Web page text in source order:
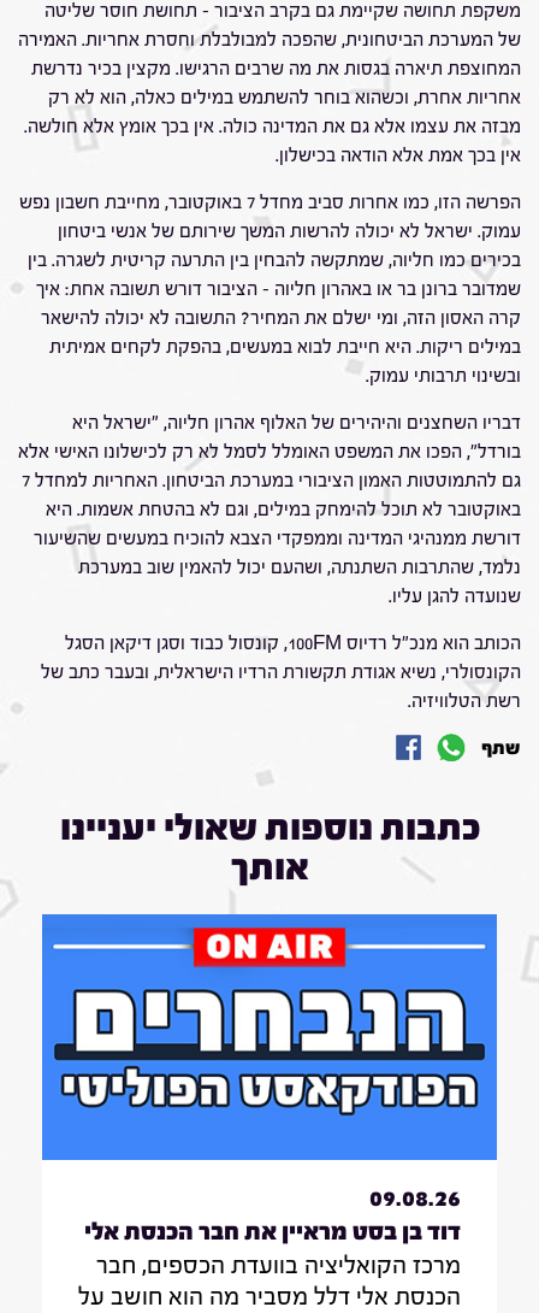
משקפת תחושה שקיימת גם בקרב הציבור – תחושת חוסר שליטה
של המערכת הביטחונית, שהפכה למבולבלת וחסרת אחריות. האמירה
המחוצפת תיארה בגסות את מה שרבים הרגישו. מקצין בכיר נדרשת
אחריות אחרת, וכשהוא בוחר להשתמש במילים כאלה, הוא לא רק
מבזה את עצמו אלא גם את המדינה כולה. אין בכך אומץ אלא חולשה.
אין בכך אמת אלא הודאה בכישלון.
הפרשה הזו, כמו אחרות סביב מחדל 7 באוקטובר, מחייבת חשבון נפש
עמוק. ישראל לא יכולה להרשות המשך שירותם של אנשי ביטחון
בכירים כמו חליוה, שמתקשה להבחין בין התרעה קריטית לשגרה. בין
שמדובר ברונן בר או באהרון חליוה – הציבור דורש תשובה אחת: איך
קרה האסון הזה, ומי ישלם את המחיר? התשובה לא יכולה להישאר
במילים ריקות. היא חייבת לבוא במעשים, בהפקת לקחים אמיתית
ובשינוי תרבותי עמוק.
דבריו השחצנים והיהירים של האלוף אהרון חליוה, "ישראל היא
בורדל", הפכו את המשפט האומלל לסמל לא רק לכישלונו האישי אלא
גם להתמוטטות האמון הציבורי במערכת הביטחון. האחריות למחדל 7
באוקטובר לא תוכל להימחק במילים, וגם לא בהטחת אשמות. היא
דורשת ממנהיגי המדינה וממפקדי הצבא להוכיח במעשים שהשיעור
נלמד, שהתרבות השתנתה, ושהעם יכול להאמין שוב במערכת
שנועדה להגן עליו.
הכותב הוא מנכ"ל רדיוס 100FM, קונסול כבוד וסגן דיקאן הסגל
הקונסולרי, נשיא אגודת תקשורת הרדיו הישראלית, ובעבר כתב של
רשת הטלוויזיה.
שתף
כתבות נוספות שאולי יעניינו
אותך
09.08.26
דוד בן בסט מראיין את חבר הכנסת אלי
דלל|7.8.26
מרכז הקואליציה בוועדת הכספים, חבר
הכנסת אלי דלל מסביר מה הוא חושב על